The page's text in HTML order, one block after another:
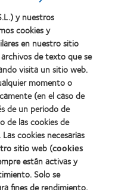
y nuestros
cookies y
en nuestro sitio
de texto que se
visita un sitio web.
momento o
(en el caso de
de un periodo de
de las cookies de
cookies necesarias
sitio web (cookies
están activas y
Solo se
fines de rendimiento,